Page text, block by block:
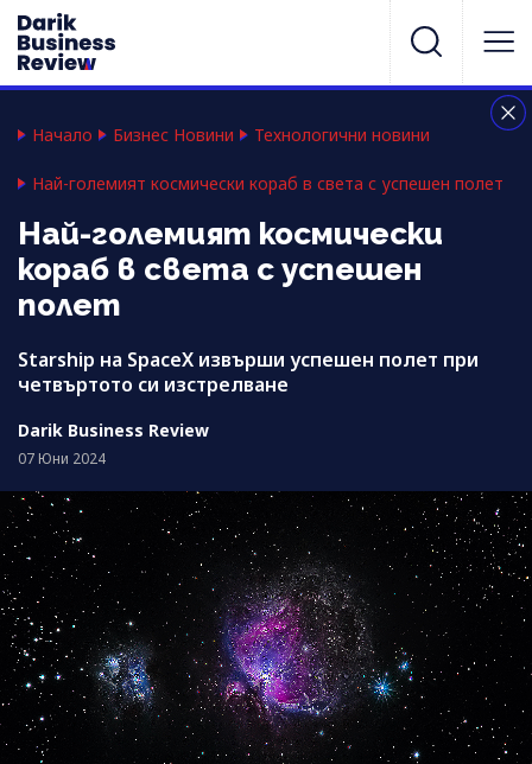
Начало Бизнес Новини Технологични новини
Най-големият космически кораб в света с успешен полет
Най-големият космически
кораб в света с успешен
полет
Starship на SpaceX извърши успешен полет при
четвъртото си изстрелване
Darik Business Review
07 Юни 2024